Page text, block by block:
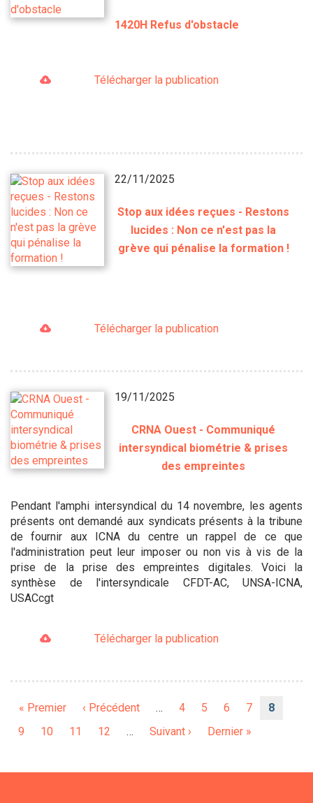
1420H Refus d'obstacle
Télécharger la publication
22/11/2025
Stop aux idées reçues - Restons
lucides : Non ce n'est pas la
grève qui pénalise la formation !
Télécharger la publication
19/11/2025
CRNA Ouest - Communiqué
intersyndical biométrie & prises
des empreintes
Pendant l'amphi intersyndical du 14 novembre, les agents
présents ont demandé aux syndicats présents à la tribune
de fournir aux ICNA du centre un rappel de ce que
l'administration peut leur imposer ou non vis à vis de la
prise de la prise des empreintes digitales. Voici la
synthèse de l'intersyndicale CFDT-AC, UNSA-ICNA,
USACcgt
Télécharger la publication
Première
« Premier
Page
‹ Précédent … Page
4 Page
5 Page
6 Page
7
Page
8
Page
9 Page
10 Page
11 Page
12 …
Page
Suivant ›
Dernière
Dernier »